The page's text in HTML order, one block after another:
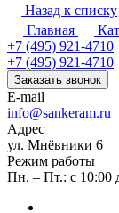
Назад к списку
Главная
+7 (495) 921-4710
+7 (495) 921-4710
Заказать звонок
E-mail
info@sankeram.ru
Адрес
ул. Мнёвники 6
Режим работы
Пн. – Пт.: с 10:00